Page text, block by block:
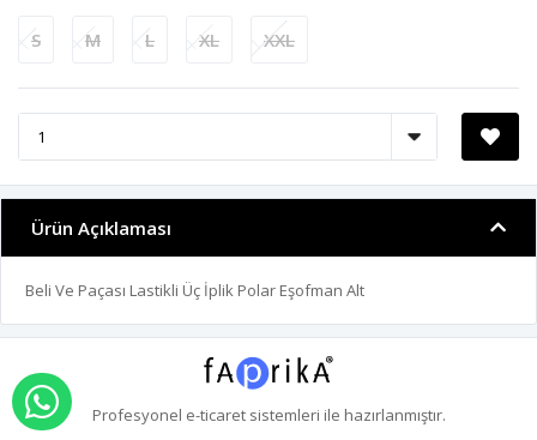
S M L XL XXL
Ürün Açıklaması
Beli Ve Paçası Lastikli Üç İplik Polar Eşofman Alt
Profesyonel e-ticaretsistemleri ile hazırlanmıştır.